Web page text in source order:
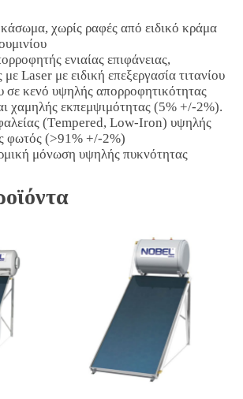
χωρίς ραφές από ειδικό κράμα
ενιαίας επιφάνειας,
Laser με ειδική επεξεργασία τιτανίου
σε κενό υψηλής απορροφητικότητας
χαμηλής εκπεμψιμότητας (5% +/-2%).
(Τempered, Low-Iron) υψηλής
φωτός (>91% +/-2%)
μόνωση υψηλής πυκνότητας